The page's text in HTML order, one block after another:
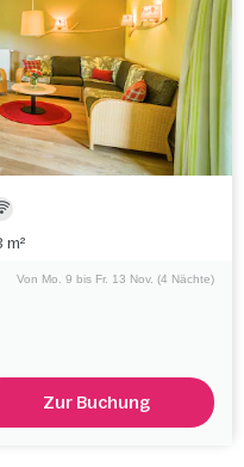
m²
Von Mo. 9 bis Fr. 13 Nov. (4 Nächte)
Zur Buchung